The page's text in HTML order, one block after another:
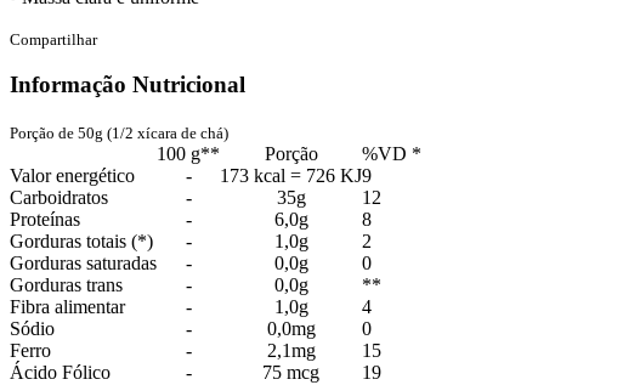
Compartilhar
Informação Nutricional
Porção de 50g (1/2 xícara de chá)
100 g** Porção
%VD *
Valor energético
- 173 kcal = 726 KJ9
Carboidratos
- 35g
12
Proteínas
- 6,0g
8
Gorduras totais (*)
- 1,0g
2
Gorduras saturadas
- 0,0g
0
Gorduras trans
- 0,0g
**
Fibra alimentar
- 1,0g
4
Sódio
- 0,0mg
0
Ferro
- 2,1mg
15
Ácido Fólico
- 75 mcg
19